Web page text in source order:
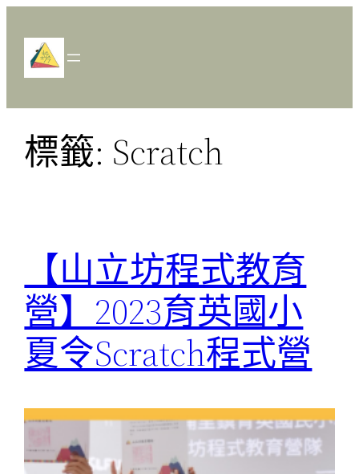
內
標籤: Scratch
【山立坊程式教育
營】2023育英國小
夏令Scratch程式營